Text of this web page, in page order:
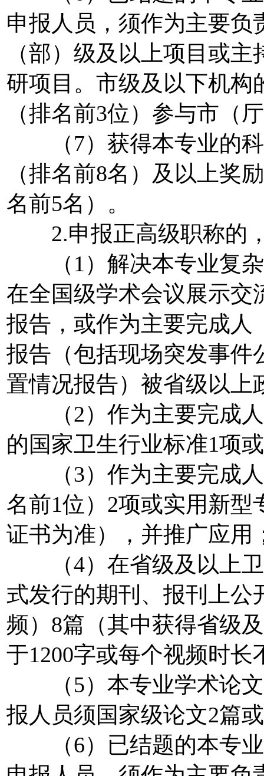
申报人员，须作为主要负
（部）级及以上项目或
研项目。市级及以下机构
（排名前3位）参与市（
（7）获得本专业的科
（排名前8名）及以上奖
名前5名）。
2.申报正高级职称的，
（1）解决本专业复杂
在全国级学术会议展示交
报告，或作为主要完成人
报告（包括现场突发事件
置情况报告）被省级以上
（2）作为主要完成人
的国家卫生行业标准1项
（3）作为主要完成人
名前1位）2项或实用新型
证书为准），并推广应用
（4）在省级及以上卫
式发行的期刊、报刊上公
频）8篇（其中获得省级
于1200字或每个视频时长
（5）本专业学术论文
报人员须国家级论文2篇
（6）已结题的本专业